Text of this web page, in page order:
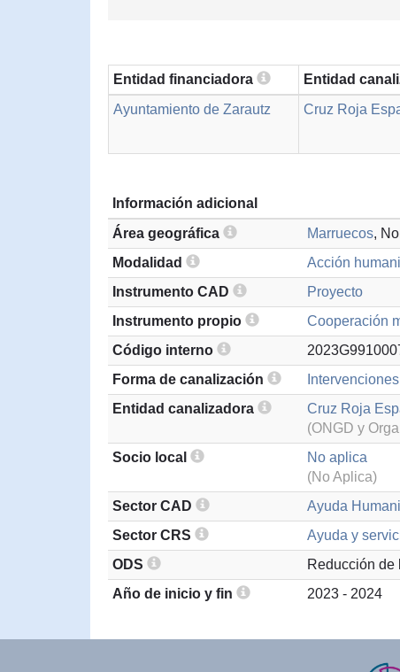
Entidad financiadora Entidad
Ayuntamiento de Zarautz
Cruz Roja
Información adicional
Área geográfica
Marruecos,
Modalidad
Acción
Instrumento CAD
Proyecto
Instrumento propio
Cooperación
Código interno
Forma de canalización
Entidad canalizadora
Cruz Roja
(ONGD y
Socio local
No aplica
(No Aplica)
Sector CAD
Ayuda
Sector CRS
Ayuda y
ODS
Reducción de
Año de inicio y fin
2023 - 2024